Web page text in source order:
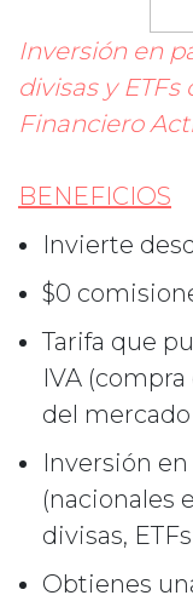
Inversión en
divisas y
Financiero
BENEFICIOS
Invierte
$0
Tarifa que
IVA
del
Inversión
(nacionales
divisas, ETFs
Obtienes